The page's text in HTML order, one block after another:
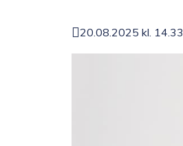
Publisert
20.08.2025 kl. 14.33